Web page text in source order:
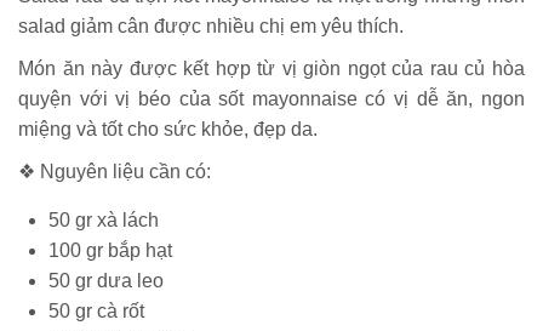
salad giảm cân được nhiều chị em yêu thích.
Món ăn này được kết hợp từ vị giòn ngọt của rau củ hòa
quyện với vị béo của sốt mayonnaise có vị dễ ăn, ngon
miệng và tốt cho sức khỏe, đẹp da.
❖ Nguyên liệu cần có:
50 gr xà lách
100 gr bắp hạt
50 gr dưa leo
50 gr cà rốt